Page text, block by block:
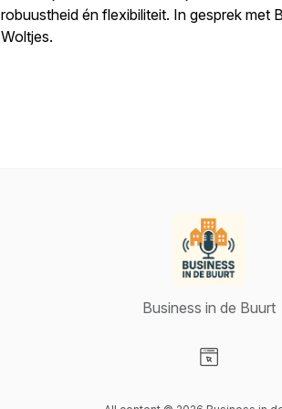
robuustheid én flexibiliteit. In gesprek met
Woltjes.
Business in de Buurt